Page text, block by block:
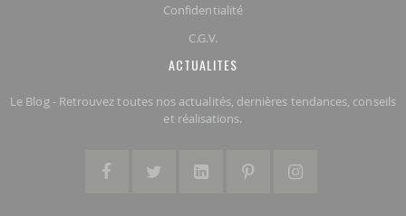
Confidentialité
C.G.V.
ACTUALITES
Le Blog - Retrouvez toutes nos actualités, dernières tendances, conseils
et réalisations.